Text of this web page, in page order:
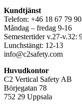
Kundtjänst
Telefon: +46 18 67 79 90
Måndag – fredag 9-16
Semestertider v.27-v.32:
Lunchstängt: 12-13
info@c2safety.com
Huvudkontor
C2 Vertical Safety AB
Börjegatan 78
752 29 Uppsala